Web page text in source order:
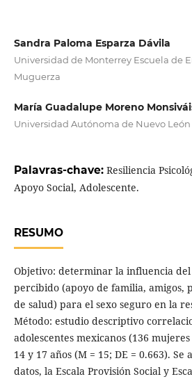
Sandra Paloma Esparza Dávila
Universidad de Monterrey Escuela de
Muguerza
María Guadalupe Moreno
Universidad Autónoma de Nuevo León
Palavras-chave: Resiliencia
Apoyo Social, Adolescente.
RESUMO
Objetivo: determinar la influencia del
percibido (apoyo de familia, amigos,
de salud) para el sexo seguro en la
Método: estudio descriptivo
adolescentes mexicanos (136
14 y 17 años (M = 15; DE = 0.663).
datos, la Escala Provisión Social y